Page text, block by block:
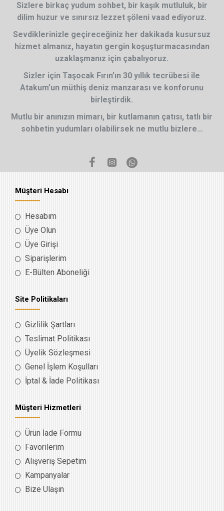
Sizlere birkaç yudum sohbet, bir kaşık mutluluk, bir
dilim huzur ve sınırsız lezzet şöleni vaad ediyoruz.
Sevdiklerinizle geçireceğiniz her dakikada kusursuz
hizmet almanız, hayatın gergin koşuşturmacasından
uzaklaşmanız için çabalıyoruz.
Sizler için Taşocak Fırın’ın 30 yıllık tecrübesi ile
Atakum’un müthiş deniz manzarası ve konforunu
birleştirdik.
Mutlu bir anınızın mimarı, bir kutlamanın çatısı, tatlı bir
sohbetin yudumları olabilirsek ne mutlu bizlere…
Müşteri Hesabı
Hesabım
Üye Olun
Üye Girişi
Siparişlerim
E-Bülten Aboneliği
Site Politikaları
Gizlilik Şartları
Teslimat Politikası
Üyelik Sözleşmesi
Genel İşlem Koşulları
İptal & İade Politikası
Müşteri Hizmetleri
Ürün İade Formu
Favorilerim
Alışveriş Sepetim
Kampanyalar
Bize Ulaşın